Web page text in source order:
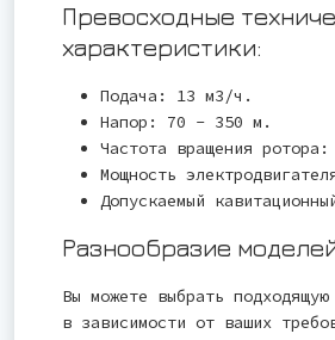
Превосходные
характеристики:
Подача: 13 м3/ч.
Напор: 70 - 350 м.
Частота вращения
Мощность
Допускаемый
Разнообразие
Вы можете выбрать
в зависимости от ваших